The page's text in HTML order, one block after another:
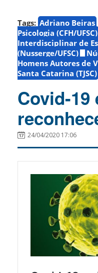
Tags: Adriano Beiras
Psicologia (CFH/UFSC)
Interdisciplinar de
(Nusserge/UFSC)
Homens Autores de
Santa Catarina (TJSC)
Covid-
24/04/2020 17:06